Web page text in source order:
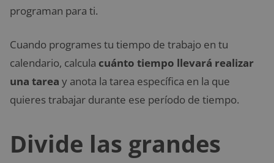
programan para ti.
Cuando programes tu tiempo de trabajo en tu
calendario, calcula cuánto tiempo llevará realizar
una tarea y anota la tarea específica en la que
quieres trabajar durante ese período de tiempo.
Divide las grandes